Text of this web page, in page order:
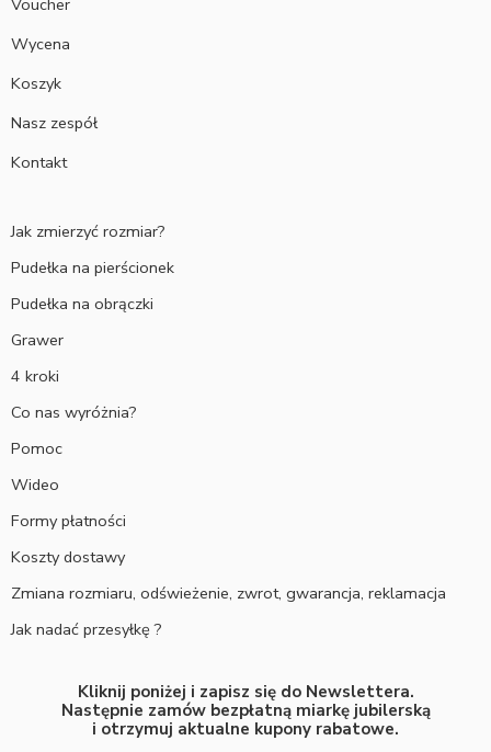
Voucher
Wycena
Koszyk
Nasz zespół
Kontakt
Jak zmierzyć rozmiar?
Pudełka na pierścionek
Pudełka na obrączki
Grawer
4 kroki
Co nas wyróżnia?
Pomoc
Wideo
Formy płatności
Koszty dostawy
Zmiana rozmiaru, odświeżenie, zwrot, gwarancja, reklamacja
Jak nadać przesyłkę ?
Kliknij poniżej i zapisz się do Newslettera.
Następnie zamów bezpłatną miarkę jubilerską
i otrzymuj aktualne kupony rabatowe.